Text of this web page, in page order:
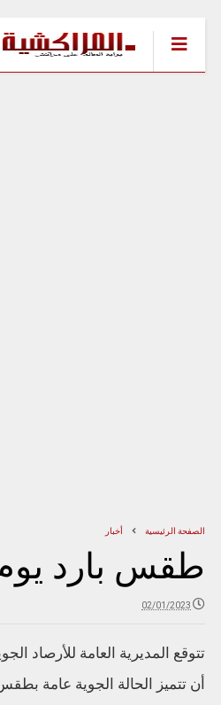
الصفحة الرئيسية أخبار
طقس بارد يوم
02/01/2023
تتوقع المديرية العامة للأرصاد
أن تتميز الحالة الجوية عامة